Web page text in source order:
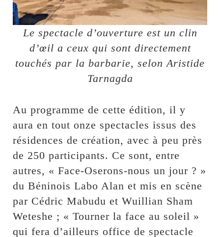
Le spectacle d’ouverture est un clin
d’œil a ceux qui sont directement
touchés par la barbarie, selon Aristide
Tarnagda
Au programme de cette édition, il y
aura en tout onze spectacles issus des
résidences de création, avec à peu près
de 250 participants. Ce sont, entre
autres, « Face-Oserons-nous un jour ? »
du Béninois Labo Alan et mis en scène
par Cédric Mabudu et Wuillian Sham
Weteshe ; « Tourner la face au soleil »
qui fera d’ailleurs office de spectacle